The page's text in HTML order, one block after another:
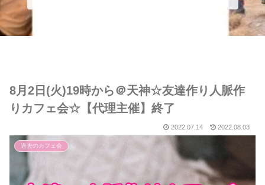
8月2日(火)19時から＠天神☆友達作り人脈作
りカフェ会☆【代理主催】終了
2022.07.14 2022.08.03
過去のカフェ会